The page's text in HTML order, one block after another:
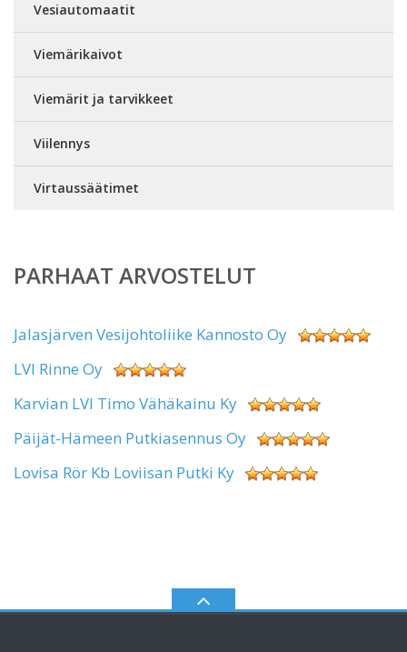
Vesiautomaatit
Viemärikaivot
Viemärit ja tarvikkeet
Viilennys
Virtaussäätimet
PARHAAT ARVOSTELUT
Jalasjärven Vesijohtoliike Kannosto Oy
LVI Rinne Oy
Karvian LVI Timo Vähäkainu Ky
Päijät-Hämeen Putkiasennus Oy
Lovisa Rör Kb Loviisan Putki Ky